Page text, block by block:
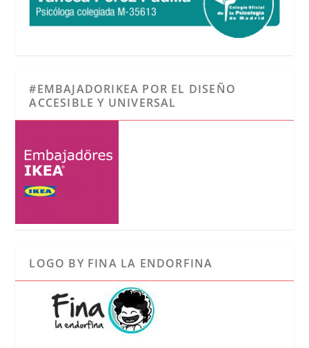
#EMBAJADORIKEA POR EL DISEÑO
ACCESIBLE Y UNIVERSAL
LOGO BY FINA LA ENDORFINA